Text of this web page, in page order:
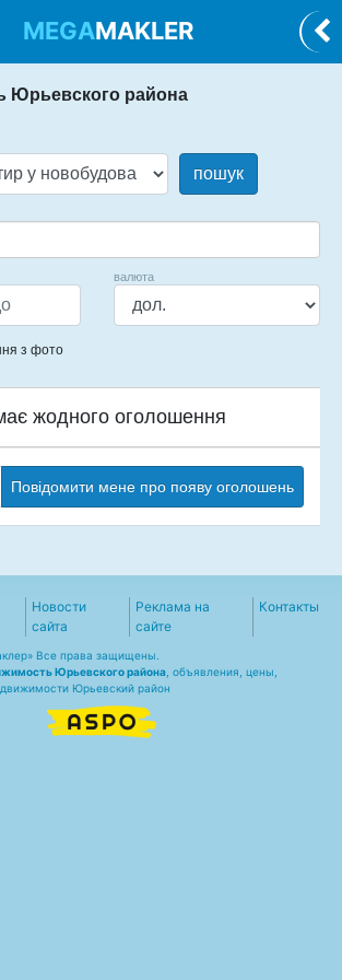
MEGAMAKLER
Юрьевского района
пошук
валюта
з фото
жодного оголошення
Повідомити мене про появу оголошень
Новости
сайта
Реклама на
сайте
Контакты
Все права защищены.
Юрьевского района , объявления, цены,
Юрьевский район